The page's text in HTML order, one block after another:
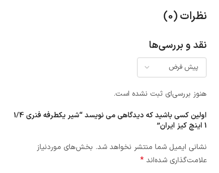
نظرات (0)
نقد و بررسی‌ها
هنوز بررسی‌ای ثبت نشده است.
اولین کسی باشید که دیدگاهی می نویسد “شیر یکطرفه فنری 1/4
1 اینچ کیز ایران”
نشانی ایمیل شما منتشر نخواهد شد. بخش‌های موردنیاز
علامت‌گذاری شده‌اند *